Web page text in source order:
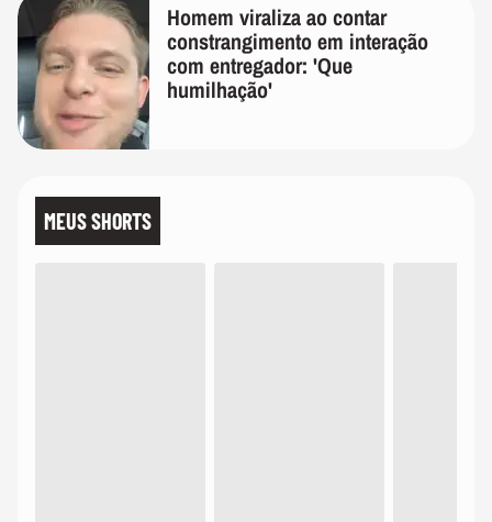
Homem viraliza ao contar
constrangimento em interação
com entregador: 'Que
humilhação'
MEUS SHORTS